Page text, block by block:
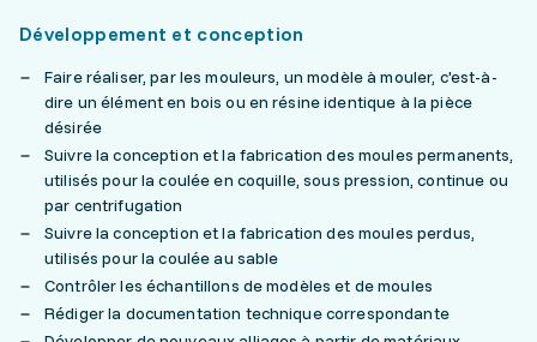
Développement et conception
Faire réaliser, par les mouleurs, un modèle à mouler, c'est-à-
dire un élément en bois ou en résine identique à la pièce
désirée
Suivre la conception et la fabrication des moules permanents,
utilisés pour la coulée en coquille, sous pression, continue ou
par centrifugation
Suivre la conception et la fabrication des moules perdus,
utilisés pour la coulée au sable
Contrôler les échantillons de modèles et de moules
Rédiger la documentation technique correspondante